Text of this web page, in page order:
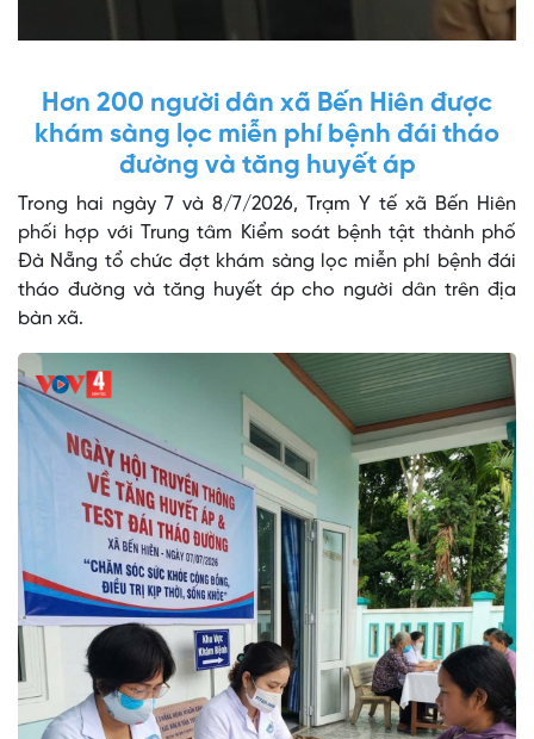
Hơn 200 người dân xã Bến Hiên được
khám sàng lọc miễn phí bệnh đái tháo
đường và tăng huyết áp
Trong hai ngày 7 và 8/7/2026, Trạm Y tế xã Bến Hiên
phối hợp với Trung tâm Kiểm soát bệnh tật thành phố
Đà Nẵng tổ chức đợt khám sàng lọc miễn phí bệnh đái
tháo đường và tăng huyết áp cho người dân trên địa
bàn xã.